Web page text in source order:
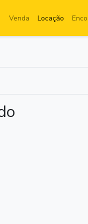
Venda Locação